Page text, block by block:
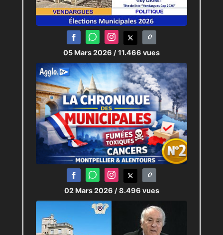
05 Mars 2026 / 11.466 vues
02 Mars 2026 / 8.496 vues